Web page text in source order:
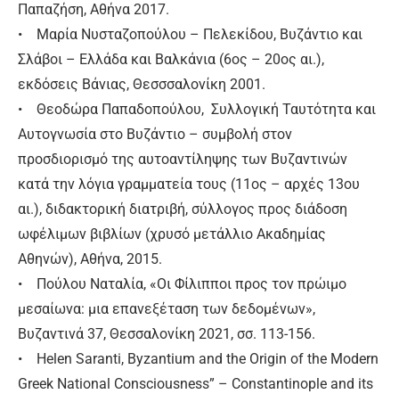
Παπαζήση, Αθήνα 2017.
• Μαρία Νυσταζοπούλου – Πελεκίδου, Βυζάντιο και
Σλάβοι – Ελλάδα και Βαλκάνια (6ος – 20ος αι.),
εκδόσεις Βάνιας, Θεσσσαλονίκη 2001.
• Θεοδώρα Παπαδοπούλου, Συλλογική Ταυτότητα και
Αυτογνωσία στο Βυζάντιο – συμβολή στον
προσδιορισμό της αυτοαντίληψης των Βυζαντινών
κατά την λόγια γραμματεία τους (11ος – αρχές 13ου
αι.), διδακτορική διατριβή, σύλλογος προς διάδοση
ωφέλιμων βιβλίων (χρυσό μετάλλιο Ακαδημίας
Αθηνών), Αθήνα, 2015.
• Πούλου Ναταλία, «Οι Φίλιπποι προς τον πρώιμο
μεσαίωνα: μια επανεξέταση των δεδομένων»,
Βυζαντινά 37, Θεσσαλονίκη 2021, σσ. 113-156.
• Helen Saranti, Byzantium and the Origin of the Modern
Greek National Consciousness” – Constantinople and its